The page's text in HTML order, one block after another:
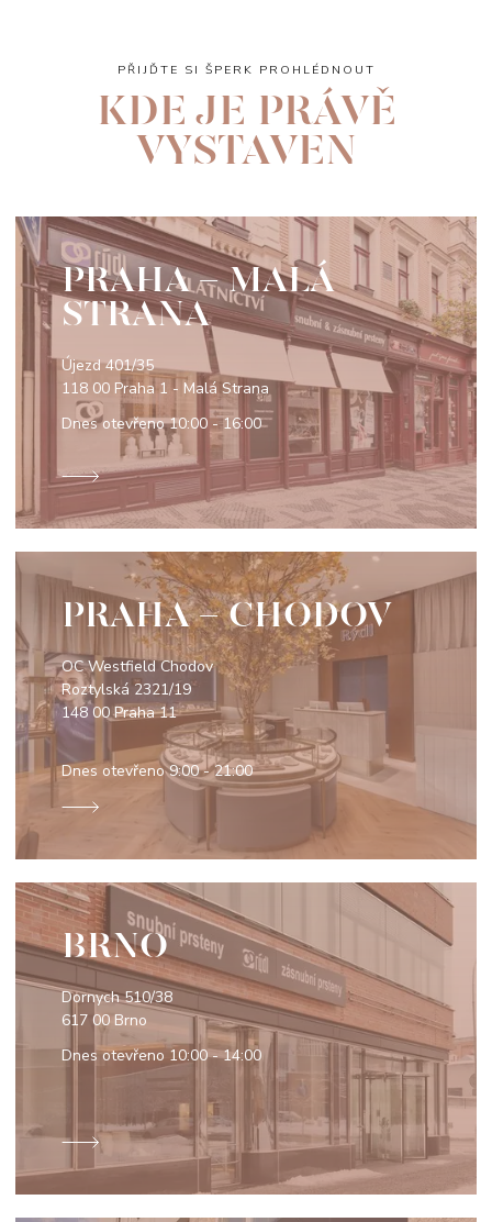
PŘIJĎTE SI ŠPERK PROHLÉDNOUT
KDE JE PRÁVĚ
VYSTAVEN
PRAHA - MALÁ
STRANA
Újezd 401/35
118 00 Praha 1 - Malá Strana
Dnes otevřeno10:00 - 16:00
PRAHA - CHODOV
OC Westfield Chodov
Roztylská 2321/19
148 00 Praha 11
Dnes otevřeno9:00 - 21:00
BRNO
Dornych 510/38
617 00 Brno
Dnes otevřeno 10:00 - 14:00